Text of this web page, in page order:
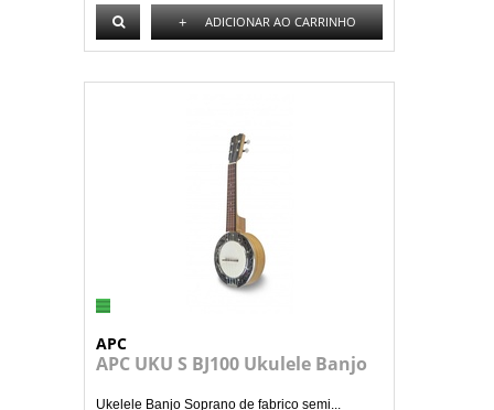
+ ADICIONAR AO CARRINHO
APC
APC UKU S BJ100 Ukulele Banjo
Ukelele Banjo Soprano de fabrico semi...